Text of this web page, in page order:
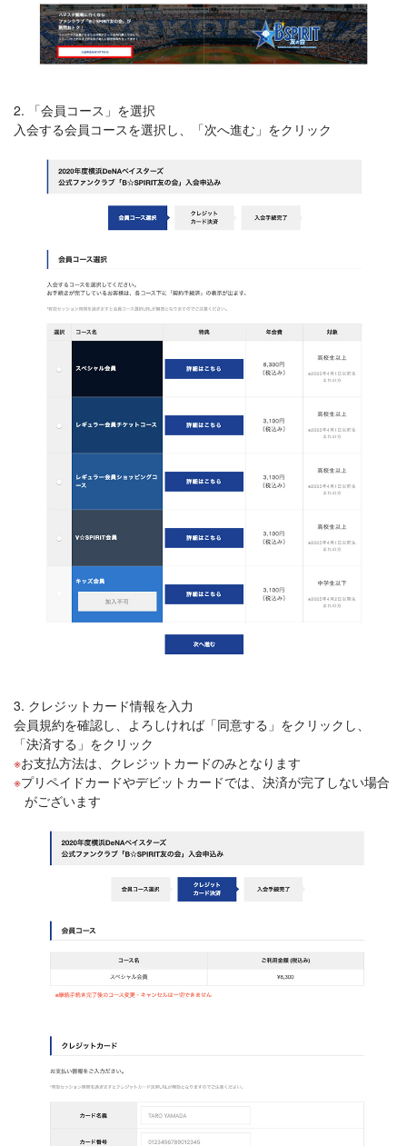
2. 「会員コース」を選択
入会する会員コースを選択し、「次へ進む」をクリック
3. クレジットカード情報を入力
会員規約を確認し、よろしければ「同意する」をクリックし、
「決済する」をクリック
お支払方法は、クレジットカードのみとなります
プリペイドカードやデビットカードでは、決済が完了しない場合
がございます